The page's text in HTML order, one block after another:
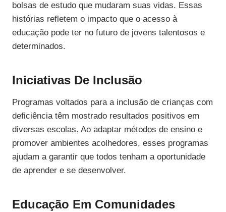
bolsas de estudo que mudaram suas vidas. Essas
histórias refletem o impacto que o acesso à
educação pode ter no futuro de jovens talentosos e
determinados.
Iniciativas De Inclusão
Programas voltados para a inclusão de crianças com
deficiência têm mostrado resultados positivos em
diversas escolas. Ao adaptar métodos de ensino e
promover ambientes acolhedores, esses programas
ajudam a garantir que todos tenham a oportunidade
de aprender e se desenvolver.
Educação Em Comunidades